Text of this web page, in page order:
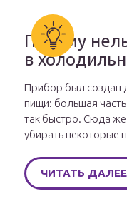
Почему
в
Прибор был создан
пищи: большая
так быстро. Сюда
убирать некоторые
ЧИТАТЬ ДАЛЕЕ